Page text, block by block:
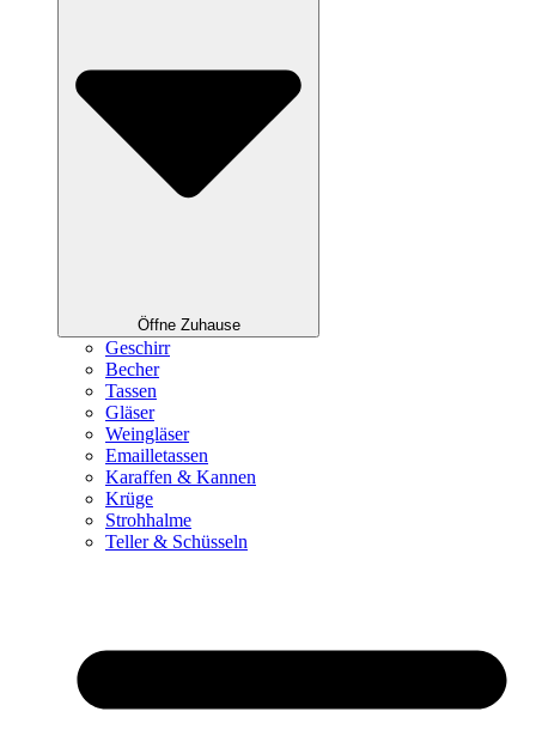
Öffne Zuhause
Geschirr
Becher
Tassen
Gläser
Weingläser
Emailletassen
Karaffen & Kannen
Krüge
Strohhalme
Teller & Schüsseln